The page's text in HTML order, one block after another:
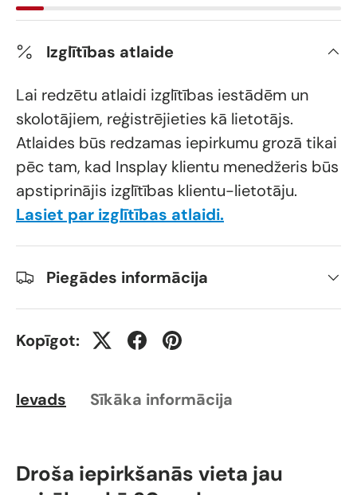
Izglītības atlaide
Lai redzētu atlaidi izglītības iestādēm un
skolotājiem, reģistrējieties kā lietotājs.
Atlaides būs redzamas iepirkumu grozā tikai
pēc tam, kad Insplay klientu menedžeris būs
apstiprinājis izglītības klientu-lietotāju.
Lasiet par izglītības atlaidi.
Piegādes informācija
Kopīgot:
Ievads Sīkāka informācija
Droša iepirkšanās vieta jau